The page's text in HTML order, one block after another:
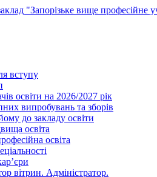
"Запорізьке вище професійне
вступу
освіти на 2026/2027 рік
випробувань та зборів
до закладу освіти
освіта
освіта
вітрин. Адміністратор.